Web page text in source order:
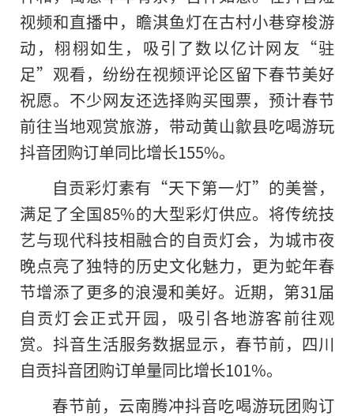
视频和直播中，瞻淇鱼灯在古村小巷穿梭游
动，栩栩如生，吸引了数以亿计网友“驻
足”观看，纷纷在视频评论区留下春节美好
祝愿。不少网友还选择购买囤票，预计春节
前往当地观赏旅游，带动黄山歙县吃喝游玩
抖音团购订单同比增长155%。
自贡彩灯素有“天下第一灯”的美誉，
满足了全国85%的大型彩灯供应。将传统技
艺与现代科技相融合的自贡灯会，为城市夜
晚点亮了独特的历史文化魅力，更为蛇年春
节增添了更多的浪漫和美好。近期，第31届
自贡灯会正式开园，吸引各地游客前往观
赏。抖音生活服务数据显示，春节前，四川
自贡抖音团购订单量同比增长101%。
春节前，云南腾冲抖音吃喝游玩团购订